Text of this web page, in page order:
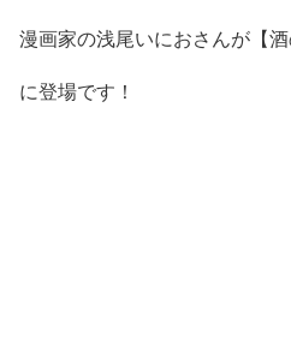
漫画家の浅尾いにおさんが 【
に登場です！